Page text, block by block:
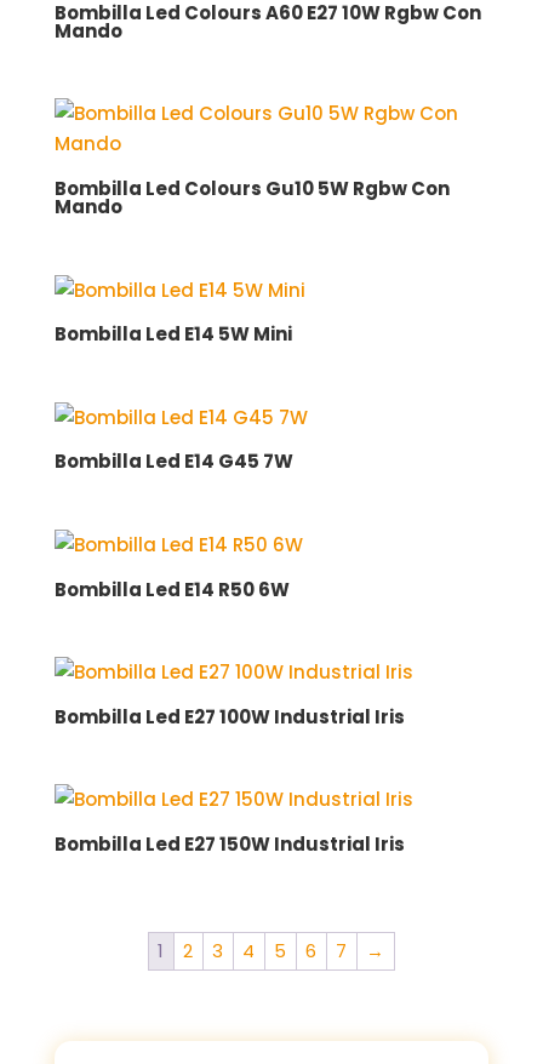
Bombilla Led Colours A60 E27 10W Rgbw Con
Mando
Bombilla Led Colours Gu10 5W Rgbw Con
Mando
Bombilla Led E14 5W Mini
Bombilla Led E14 G45 7W
Bombilla Led E14 R50 6W
Bombilla Led E27 100W Industrial Iris
Bombilla Led E27 150W Industrial Iris
1 2 3 4 5 6 7 →